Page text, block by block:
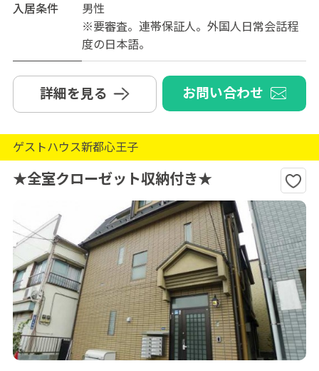
入居条件
男性
※要審査。連帯保証人。外国人日常会話程
度の日本語。
詳細を見る お問い合わせ
ゲストハウス新都心王子
★全室クローゼット収納付き★